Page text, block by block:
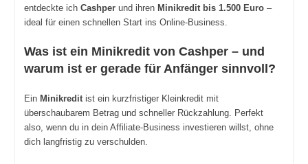
entdeckte ich Cashperund ihren Minikredit bis 1.500 Euro–
ideal für einen schnellen Start ins Online-Business.
Was ist ein Minikredit von Cashper – und
warum ist er gerade für Anfänger sinnvoll?
Ein Minikreditist ein kurzfristiger Kleinkredit mit
überschaubarem Betrag und schneller Rückzahlung. Perfekt
also, wenn du in dein Affiliate-Business investieren willst, ohne
dich langfristig zu verschulden.